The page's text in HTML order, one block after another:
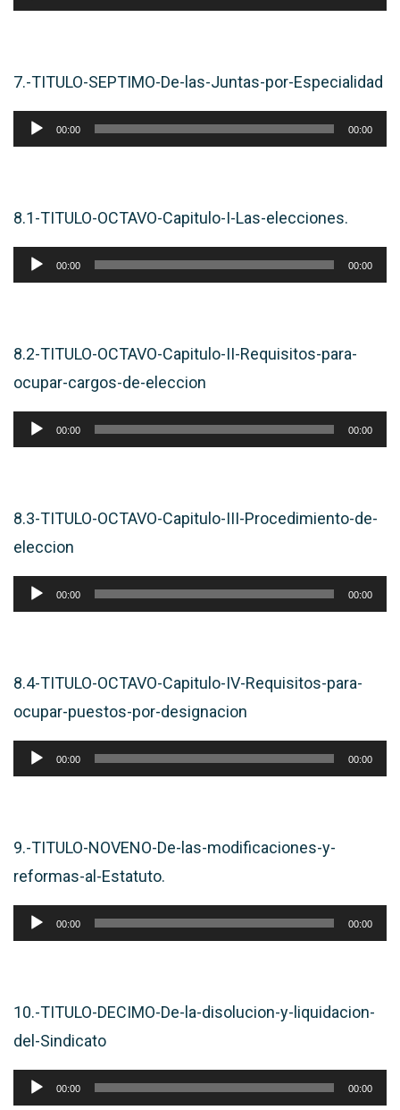
de
7.-TITULO-SEPTIMO-De-las-Juntas-por-Especialidad
Reproductor
de
00:00 00:00
8.1-TITULO-OCTAVO-Capitulo-I-Las-elecciones.
Reproductor
de
00:00 00:00
8.2-TITULO-OCTAVO-Capitulo-II-Requisitos-para-
ocupar-cargos-de-eleccion
Reproductor
de
00:00 00:00
8.3-TITULO-OCTAVO-Capitulo-III-Procedimiento-de-
eleccion
Reproductor
de
00:00 00:00
8.4-TITULO-OCTAVO-Capitulo-IV-Requisitos-para-
ocupar-puestos-por-designacion
Reproductor
de
00:00 00:00
9.-TITULO-NOVENO-De-las-modificaciones-y-
reformas-al-Estatuto.
Reproductor
de
00:00 00:00
10.-TITULO-DECIMO-De-la-disolucion-y-liquidacion-
del-Sindicato
Reproductor
00:00 00:00